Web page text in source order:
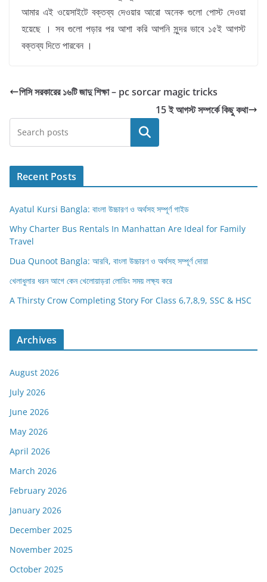
আমার এই ওয়েসাইটে বক্তব্য দেওয়ার আরো অনেক গুলো পোস্ট দেওয়া
হয়েছে । সব গুলো পড়ার পর আশা করি আপনি সুন্দর ভাবে ১৫ই আগস্ট
বক্তব্য দিতে পারবেন ।
পিসি সরকারের ১৬টি জাদু শিক্ষা – pc sorcar magic tricks
15 ই আগস্ট সম্পর্কে কিছু কথা
Search
Recent Posts
Ayatul Kursi Bangla: বাংলা উচ্চারণ ও অর্থসহ সম্পূর্ণ গাইড
Why Charter Bus Rentals In Manhattan Are Ideal for Family
Travel
Dua Qunoot Bangla: আরবি, বাংলা উচ্চারণ ও অর্থসহ সম্পূর্ণ দোয়া
খেলাধুলার ধরন আগে কেন খেলোয়াড়রা লোডিং সময় লক্ষ্য করে
A Thirsty Crow Completing Story For Class 6,7,8,9, SSC & HSC
Archives
August 2026
July 2026
June 2026
May 2026
April 2026
March 2026
February 2026
January 2026
December 2025
November 2025
October 2025